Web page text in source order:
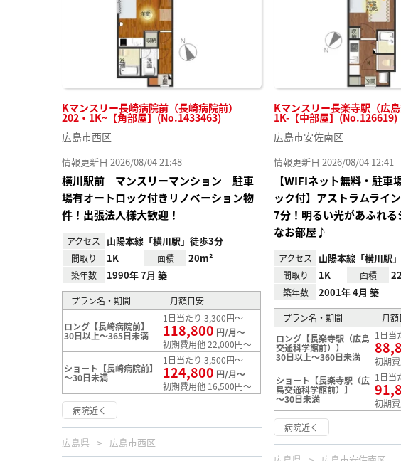
Kマンスリー長崎病院前（長崎病院前）
202・1K~【角部屋】(No.1433463)
広島市西区
情報更新日 2026/08/04 21:48
横川駅前 マンスリーマンション 駐車
場有オートロック付きリノベーション物
件！出張法人様大歓迎！
アクセス 山陽本線「横川駅」徒歩3分
間取り 1K 面積 20m²
築年数 1990年 7月 築
プラン名・期間 月額目安
ロング【長崎病院前】
30日以上～365日未満
1日当たり 3,300円～
118,800 円/月～
初期費用他 22,000円～
ショート【長崎病院前】
～30日未満
1日当たり 3,500円～
124,800 円/月～
初期費用他 16,500円～
病院近く
広島県 広島市西区
Kマンスリー長楽寺駅（広島
1K-【中部屋】(No.126619)
広島市安佐南区
情報更新日 2026/08/04 12:41
【WIFIネット無料・駐車
ック付】アストラムライ
7分！明るい光があふれ
なお部屋♪
アクセス 山陽本線「横川駅」
間取り 1K 面積
築年数 2001年 4月 築
プラン名・期間
月
ロング【長楽寺駅（広島
交通科学館前）】
30日以上～360日未満
1日当
初期
ショート【長楽寺駅（広
島交通科学館前）】
～30日未満
1日当
初期
病院近く